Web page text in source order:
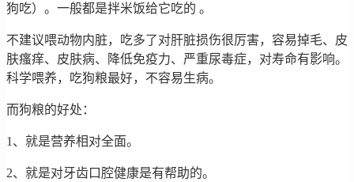
狗吃）。一般都是拌米饭给它吃的 。
不建议喂动物内脏，吃多了对肝脏损伤很厉害，容易掉毛、皮
肤瘙痒、皮肤病、降低免疫力、严重尿毒症，对寿命有影响。
科学喂养，吃狗粮最好，不容易生病。
而狗粮的好处：
1、就是营养相对全面。
2、就是对牙齿口腔健康是有帮助的。